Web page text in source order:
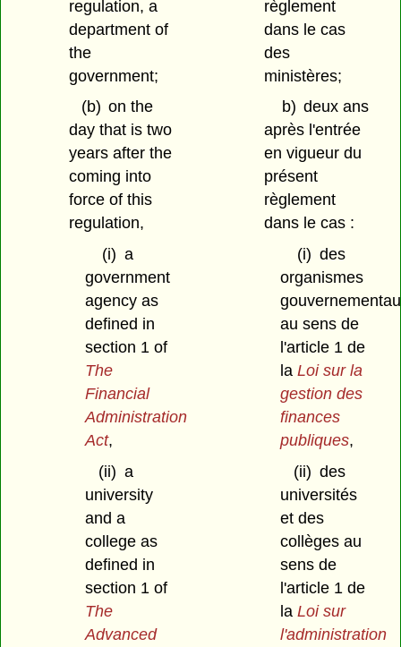
regulation, a
department of
the
government;
(b) on the
day that is two
years after the
coming into
force of this
regulation,
(i) a
government
agency as
defined in
section 1 of
The
Financial
Administration
Act,
(ii) a
university
and a
college as
defined in
section 1 of
The
Advanced
règlement
dans le cas
des
ministères;
b) deux ans
après l'entrée
en vigueur du
présent
règlement
dans le cas :
(i) des
organismes
au sens de
l'article 1 de
la Loi sur la
gestion des
finances
publiques,
(ii) des
universités
et des
collèges au
sens de
l'article 1 de
la Loi sur
l'administration